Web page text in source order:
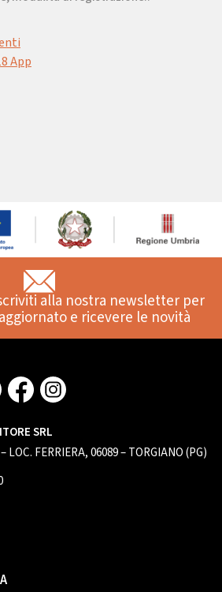
App
alla nostra newsletter per
e ricevere le novità
SRL
LOC. FERRIERA, 06089 – TORGIANO (PG)